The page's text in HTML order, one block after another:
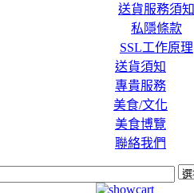
送貨服務須知
私隱條款
SSL工作原理
送貨須知
專貴服務
美食/文化
美食博覽
聯絡我們